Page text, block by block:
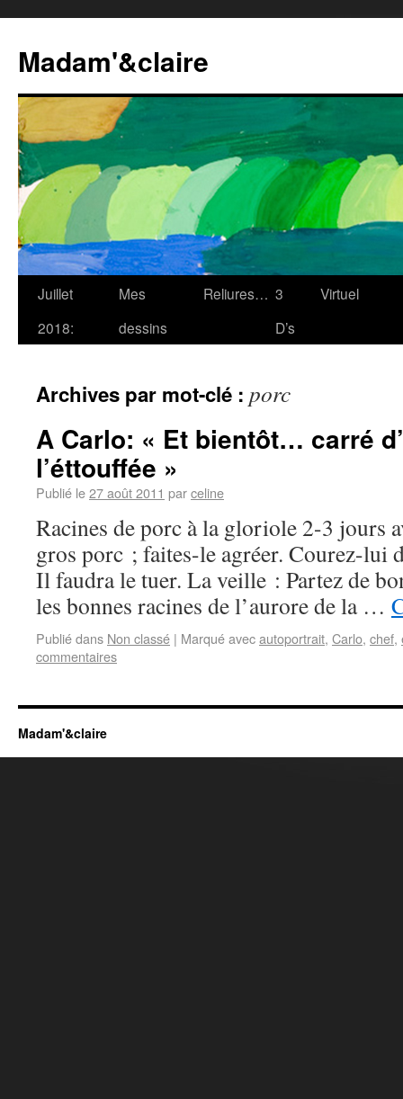
Madam'&claire
Juillet
2018:
Mes
dessins
Reliures… 3
D’s
Virtuel
Archives par mot-clé : porc
A Carlo: « Et bientôt… carré
l’éttouffée »
Publié le27 août 2011 parceline
Racines de porc à la gloriole 2-3 jours
gros porc ; faites-le agréer. Courez-lui
Il faudra le tuer. La veille : Partez de
les bonnes racines de l’aurore de la …
Publié dans Non classé | Marqué avecautoportrait, Carlo, chef,
commentaires
Madam'&claire